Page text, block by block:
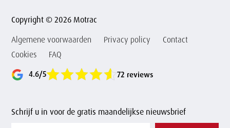
Copyright © 2026 Motrac
Algemene voorwaarden
Privacy policy
Contact
Cookies
FAQ
4.6/5 72 reviews
Schrijf u in voor de gratis maandelijkse nieuwsbrief